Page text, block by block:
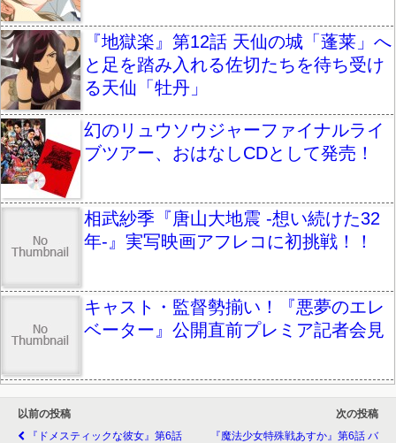
『地獄楽』第12話 天仙の城「蓬莱」へ
と足を踏み入れる佐切たちを待ち受け
る天仙「牡丹」
幻のリュウソウジャーファイナルライ
ブツアー、おはなしCDとして発売！
相武紗季『唐山大地震 -想い続けた32
年-』実写映画アフレコに初挑戦！！
キャスト・監督勢揃い！『悪夢のエレ
ベーター』公開直前プレミア記者会見
以前の投稿
『ドメスティックな彼女』第6話
次の投稿
『魔法少女特殊戦あすか』第6話 バ